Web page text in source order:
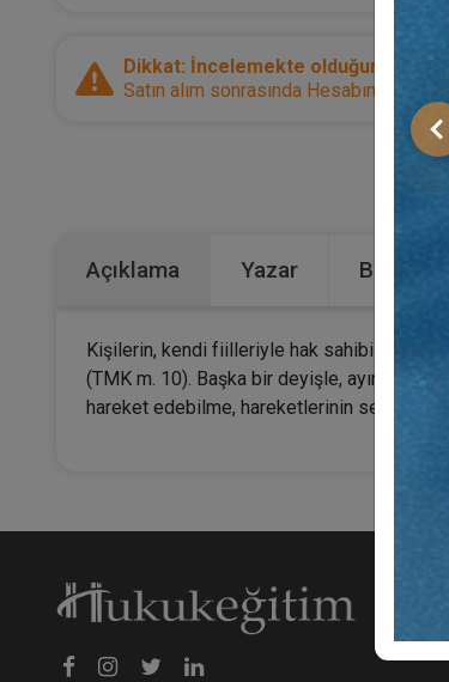
Dikkat: İncelemekte olduğunuz ürün
Satın alım sonrasında Hesabım
Açıklama Yazar Bu
Kişilerin, kendi fiilleriyle hak sahibi
(TMK m. 10). Başka bir deyişle, ayırt etme
hareket edebilme, hareketlerinin sebep ve